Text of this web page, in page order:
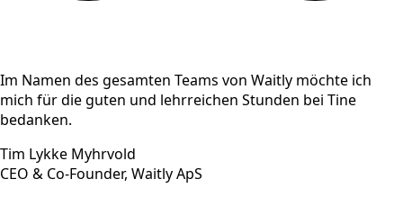
Im Namen des gesamten Teams von Waitly möchte ich
mich für die guten und lehrreichen Stunden bei Tine
bedanken.
Tim Lykke Myhrvold
CEO & Co-Founder, Waitly ApS